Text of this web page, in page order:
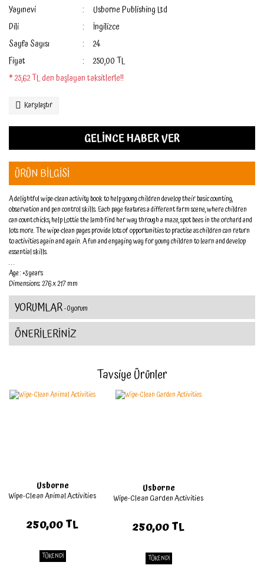
Yayınevi
Usborne Publishing Ltd
Dili
İngilizce
Sayfa Sayısı
24
Fiyat
250,00 TL
* 25,62 TL den başlayan taksitlerle!!
Karşılaştır
GELİNCE HABER VER
ÜRÜN BİLGİSİ
A delightful wipe-clean activity book to help young children develop their basic counting,
observation and pen control skills. Each page features a different farm scene, where children
can count chicks, help Lottie the lamb find her way through a maze, spot bees in the orchard and
lots more. The wipe-clean pages provide lots of opportunities to practise as children can return
to activities again and again. A fun and engaging way for young children to learn and develop
essential skills.
. . .
Age : +3 years
Dimensions: 276 x 217 mm
YORUMLAR- 0 yorum
ÖNERİLERİNİZ
Tavsiye Ürünler
Usborne
Wipe-Clean Animal Activities
250,00 TL
TÜKENDİ
Usborne
Wipe-Clean Garden Activities
250,00 TL
TÜKENDİ